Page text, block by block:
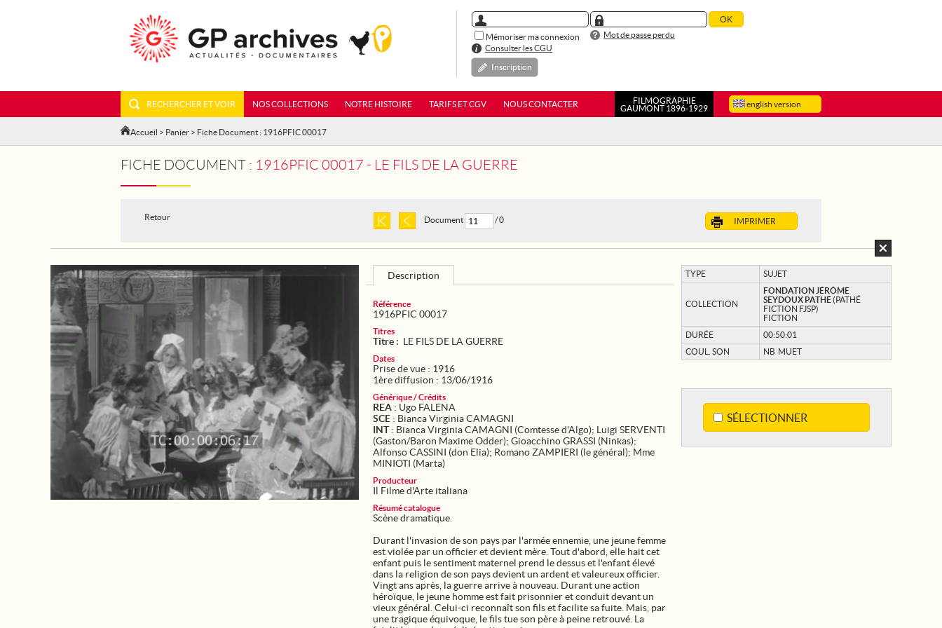
Mémoriser ma connexion
Mot de passe perdu
Consulter les CGU
Inscription
english version
RECHERCHER ET VOIR NOS COLLECTIONS NOTRE HISTOIRE TARIFS ET CGV NOUS CONTACTER
FILMOGRAPHIE
GAUMONT 1896-1929
Accueil > Panier > Fiche Document : 1916PFIC 00017
FICHE DOCUMENT : 1916PFIC 00017 - LE FILS DE LA GUERRE
Retour IMPRIMER
Document / 0
TYPE SUJET
COLLECTION
FONDATION JÉRÔME
SEYDOUX PATHÉ(PATHÉ
FICTION FJSP)
FICTION
DURÉE
00:50:01
COUL. SON
NB MUET
SÉLECTIONNER
Description
Référence
1916PFIC 00017
Titres
Titre : LE FILS DE LA GUERRE
Dates
Prise de vue : 1916
1ère diffusion : 13/06/1916
Générique / Crédits
REA : Ugo FALENA
SCE : Bianca Virginia CAMAGNI
INT: Bianca Virginia CAMAGNI (Comtesse d'Algo); Luigi SERVENTI
(Gaston/Baron Maxime Odder); Gioacchino GRASSI (Ninkas);
Alfonso CASSINI (don Elia); Romano ZAMPIERI (le général); Mme
MINIOTI (Marta)
Producteur
Il Filme d'Arte italiana
Résumé catalogue
Scène dramatique.
Durant l'invasion de son pays par l'armée ennemie, une jeune femme
est violée par un officier et devient mère. Tout d'abord, elle hait cet
enfant puis le sentiment maternel prend le dessus et l'enfant élevé
dans la religion de son pays devient un ardent et valeureux officier.
Vingt ans après, la guerre arrive à nouveau. Durant une action
héroïque, le jeune homme est fait prisonnier et conduit devant un
vieux général. Celui-ci reconnaît son fils et facilite sa fuite. Mais, par
une tragique équivoque, le fils tue son père à peine retrouvé. La